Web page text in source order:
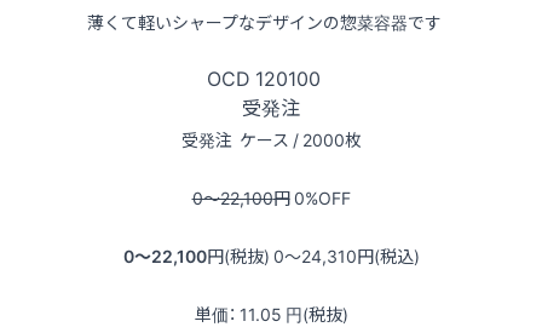
薄くて軽いシャープなデザインの惣菜容器です
OCD 120100
受発注
受発注 ケース / 2000枚
0〜22,100円0%OFF
0〜22,100円(税抜) 0〜24,310円(税込)
単価： 11.05 円(税抜)